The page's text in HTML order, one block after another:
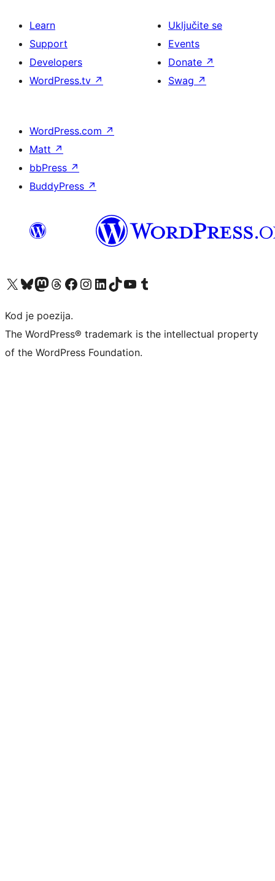
Learn
Support
Developers
WordPress.tv ↗
Uključite se
Events
Donate ↗
Swag ↗
WordPress.com ↗
Matt ↗
bbPress ↗
BuddyPress ↗
Visit our X (formerly Twitter) account
Visit our Bluesky account
Visit our Mastodon account
Visit our Threads account
Visit our Facebook page
Visit our Instagram account
Visit our LinkedIn account
Visit our TikTok account
Visit our YouTube channel
Visit our Tumblr account
Kod je poezija.
The WordPress® trademark is the intellectual property
of the WordPress Foundation.